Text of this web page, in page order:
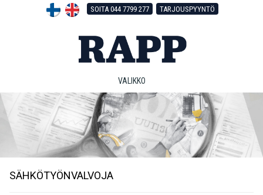
SOITA 044 7799 277 TARJOUSPYYNTÖ
VALIKKO
SÄHKÖTYÖNVALVOJA